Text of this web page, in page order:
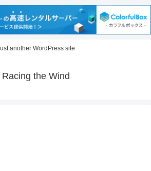
another WordPress site
Racing the Wind